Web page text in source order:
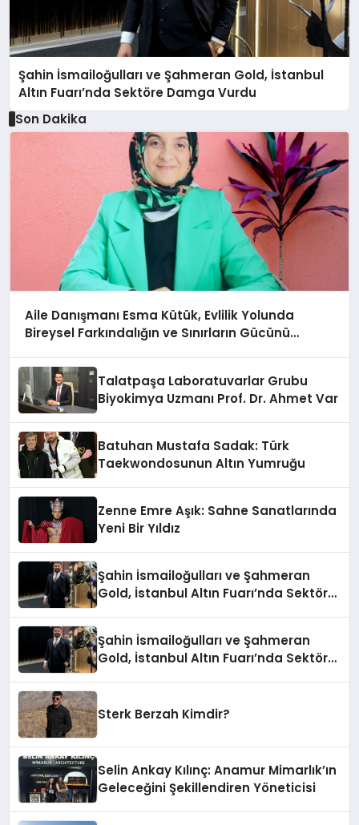
Şahin İsmailoğulları ve Şahmeran Gold, İstanbul
Altın Fuarı’nda Sektöre Damga Vurdu
Son Dakika
Aile Danışmanı Esma Kütük, Evlilik Yolunda
Bireysel Farkındalığın ve Sınırların Gücünü
Talatpaşa Laboratuvarlar Grubu
Biyokimya Uzmanı Prof. Dr. Ahmet Var
Batuhan Mustafa Sadak: Türk
Taekwondosunun Altın Yumruğu
Zenne Emre Aşık: Sahne Sanatlarında
Yeni Bir Yıldız
Şahin İsmailoğulları ve Şahmeran
Gold, İstanbul Altın Fuarı’nda Sektöre
Şahin İsmailoğulları ve Şahmeran
Gold, İstanbul Altın Fuarı’nda Sektöre
Sterk Berzah Kimdir?
Selin Ankay Kılınç: Anamur Mimarlık’ın
Geleceğini Şekillendiren Yöneticisi